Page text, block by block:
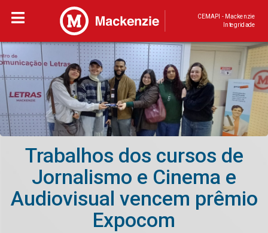
CEMAPI - Mackenzie
Integridade
Trabalhos dos cursos de
Jornalismo e Cinema e
Audiovisual vencem prêmio
Expocom